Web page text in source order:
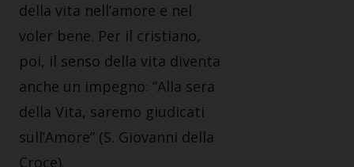
della vita nell’amore e nel
voler bene. Per il cristiano,
poi, il senso della vita diventa
anche un impegno: “Alla sera
della Vita, saremo giudicati
sull’Amore” (S. Giovanni della
Croce).